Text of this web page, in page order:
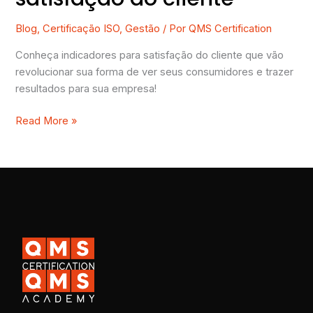
Blog,Certificação ISO,Gestão / PorQMS Certification
Conheça indicadores para satisfação do cliente que vão
revolucionar sua forma de ver seus consumidores e trazer
resultados para sua empresa!
Read More »